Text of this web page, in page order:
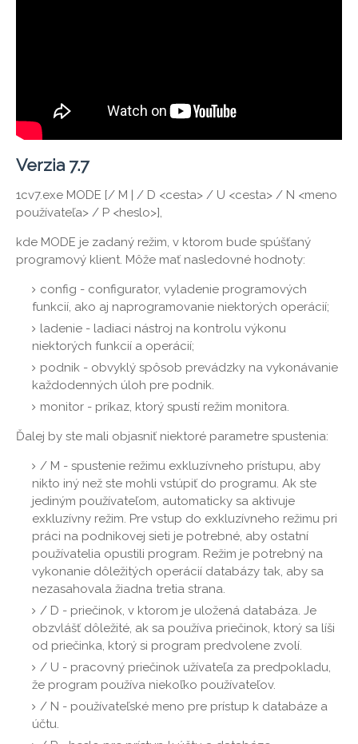
Verzia 7.7
1cv7.exe MODE [/ M | / D <cesta> / U <cesta> / N <meno
používateľa> / P <heslo>],
kde MODE je zadaný režim, v ktorom bude spúšťaný
programový klient. Môže mať nasledovné hodnoty:
config - configurator, vyladenie programových
funkcií, ako aj naprogramovanie niektorých operácií;
ladenie - ladiaci nástroj na kontrolu výkonu
niektorých funkcií a operácií;
podnik - obvyklý spôsob prevádzky na vykonávanie
každodenných úloh pre podnik.
monitor - príkaz, ktorý spustí režim monitora.
Ďalej by ste mali objasniť niektoré parametre spustenia:
/ M - spustenie režimu exkluzívneho prístupu, aby
nikto iný než ste mohli vstúpiť do programu. Ak ste
jediným používateľom, automaticky sa aktivuje
exkluzívny režim. Pre vstup do exkluzívneho režimu pri
práci na podnikovej sieti je potrebné, aby ostatní
používatelia opustili program. Režim je potrebný na
vykonanie dôležitých operácií databázy tak, aby sa
nezasahovala žiadna tretia strana.
/ D - priečinok, v ktorom je uložená databáza. Je
obzvlášť dôležité, ak sa používa priečinok, ktorý sa líši
od priečinka, ktorý si program predvolene zvolí.
/ U - pracovný priečinok užívateľa za predpokladu,
že program používa niekoľko používateľov.
/ N - používateľské meno pre prístup k databáze a
účtu.